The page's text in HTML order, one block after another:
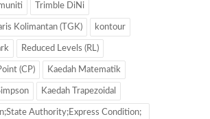
Trimble DiNi
Kolimantan (TGK) kontour
Reduced Levels (RL)
(CP) Kaedah Matematik
Kaedah Trapezoidal
Authority;Express Condition;